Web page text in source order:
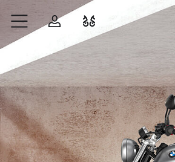
Zum Hauptinhalt springen
AnmeldenFahrzeugvergleich